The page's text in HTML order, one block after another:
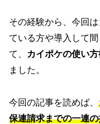
その経験から、今回
ている方や導入して
て、 カイポケの使い
ました。
今回の記事を読めば、
保連請求までの一連